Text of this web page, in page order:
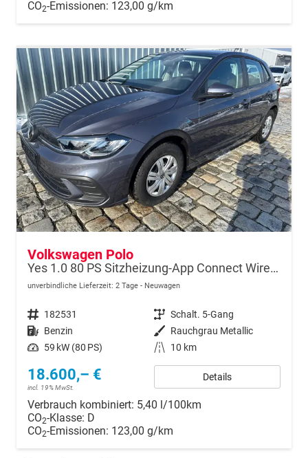
CO2-Emissionen: 123,00 g/km
Volkswagen Polo
Yes 1.0 80 PS Sitzheizung-App Connect Wireless-Einparkhilfe-Klima-Sofort
unverbindliche Lieferzeit: 2 Tage Neuwagen
Fahrzeugnr. 182531 Getriebe Schalt. 5-Gang
Kraftstoff Benzin Außenfarbe Rauchgrau Metallic
Leistung 59 kW (80 PS) Kilometerstand 10 km
18.600,– €
incl. 19% MwSt.
Details
Verbrauch kombiniert: 5,40 l/100km
CO2-Klasse: D
CO2-Emissionen: 123,00 g/km